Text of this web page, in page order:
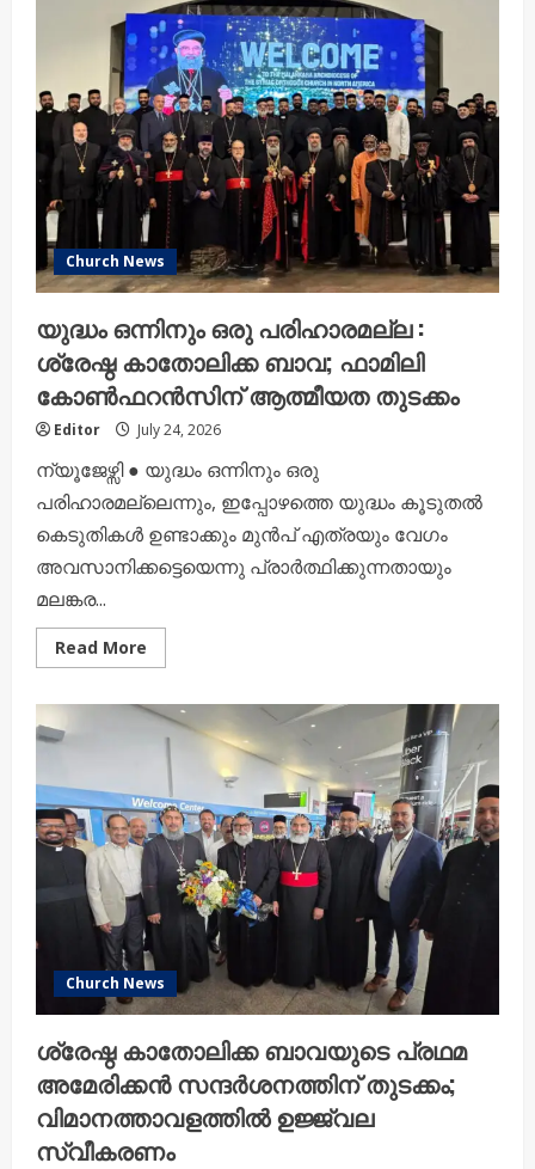
ഒസ്‌താത്തിയോസ്
തിരുമേനിയുടേയും
വന്ദ്യ
മൂക്കഞ്ചേരിൽ
ഗീവർഗീസ്
റമ്പാച്ചൻ്റേയും
ശ്രാദ്ധപ്പെരുന്നാൾ
നാളെ
Church News
യുദ്ധം ഒന്നിനും ഒരു പരിഹാരമല്ല :
ശ്രേഷ്ഠ കാതോലിക്ക ബാവ; ഫാമിലി
കോൺഫറൻസിന് ആത്മീയത തുടക്കം
Editor July 24, 2026
ന്യൂജേഴ്സി ● യുദ്ധം ഒന്നിനും ഒരു
പരിഹാരമല്ലെന്നും, ഇപ്പോഴത്തെ യുദ്ധം കൂടുതൽ
കെടുതികൾ ഉണ്ടാക്കും മുൻപ് എത്രയും വേഗം
അവസാനിക്കട്ടെയെന്നു പ്രാർത്ഥിക്കുന്നതായും
മലങ്കര...
Read More
more
ഒന്നിനും
ഒരു
പരിഹാരമല്ല
ശ്രേഷ്ഠ
കാതോലിക്ക
ബാവ;
ഫാമിലി
കോൺഫറൻസിന്
ആത്മീയത
തുടക്കം
Church News
ശ്രേഷ്ഠ കാതോലിക്ക ബാവയുടെ പ്രഥമ
അമേരിക്കൻ സന്ദർശനത്തിന് തുടക്കം;
വിമാനത്താവളത്തിൽ ഉജ്ജ്വല
സ്വീകരണം